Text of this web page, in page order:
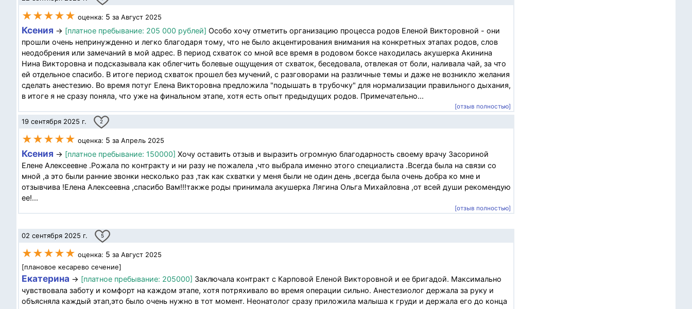
★★★★★ оценка: 5 за Август 2025
Ксения → [платное пребывание: 205 000 рублей] Особо хочу отметить организацию процесса родов Еленой Викторовной - они
прошли очень непринужденно и легко благодаря тому, что не было акцентирования внимания на конкретных этапах родов, слов
неодобрения или замечаний в мой адрес. В период схваток со мной все время в родовом боксе находилась акушерка Акинина
Нина Викторовна и подсказывала как облегчить болевые ощущения от схваток, беседовала, отвлекая от боли, наливала чай, за что
ей отдельное спасибо. В итоге период схваток прошел без мучений, с разговорами на различные темы и даже не возникло желания
сделать анестезию. Во время потуг Елена Викторовна предложила "подышать в трубочку" для нормализации правильного дыхания,
в итоге я не сразу поняла, что уже на финальном этапе, хотя есть опыт предыдущих родов. Примечательно...
[отзыв полностью]
19 сентября 2025 г. 2
★★★★★ оценка: 5 за Апрель 2025
Ксения → [платное пребывание: 150000] Хочу оставить отзыв и выразить огромную благодарность своему врачу Засориной
Елене Алексеевне .Рожала по контракту и ни разу не пожалела ,что выбрала именно этого специалиста .Всегда была на связи со
мной ,а это были ранние звонки несколько раз ,так как схватки у меня были не один день ,всегда была очень добра ко мне и
отзывчива !Елена Алексеевна ,спасибо Вам!!!также роды принимала акушерка Лягина Ольга Михайловна ,от всей души рекомендую
ее!...
[отзыв полностью]
02 сентября 2025 г. 5
★★★★★ оценка: 5 за Август 2025
[плановое кесарево сечение]
Екатерина → [платное пребывание: 205000] Заключала контракт с Карповой Еленой Викторовной и ее бригадой. Максимально
чувствовала заботу и комфорт на каждом этапе, хотя потряхивало во время операции сильно. Анестезиолог держала за руку и
объясняла каждый этап,это было очень нужно в тот момент. Неонатолог сразу приложила малыша к груди и держала его до конца